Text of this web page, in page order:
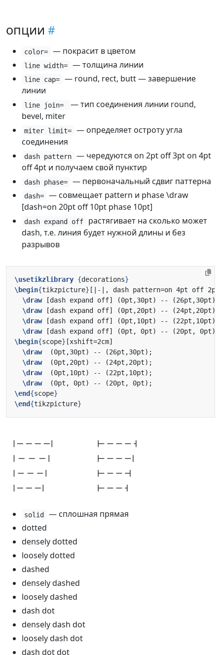
опции
color= — покрасит в цветом
line width= — толщина линии
line cap=
— round, rect, butt — завершение
линии
line join=
— тип соединения линии round,
bevel, miter
miter limit=
— определяет остроту угла
соединения
dash pattern
— чередуются on 2pt off 3pt on 4pt
off 4pt и получаем свой пунктир
dash phase= — первоначальный сдвиг паттерна
dash=
— совмещает pattern и phase \draw
[dash=on 20pt off 10pt phase 10pt]
dash expand off
растягивает на сколько может
dash, т.е. линия будет нужной длины и без
разрывов
\usetikzlibrary {decorations}
\begin{tikzpicture}
\draw
\draw
\draw
\draw
\begin{scope}
\draw
\draw
\draw
\draw
\end{scope}
\end{tikzpicture}
solid
— сплошная прямая
dotted
densely dotted
loosely dotted
dashed
densely dashed
loosely dashed
dash dot
densely dash dot
loosely dash dot
dash dot dot